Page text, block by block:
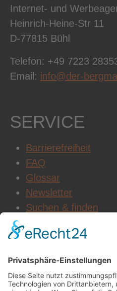
Internet- und
Heinrich-Heine-Str 11
D-77815 Bühl
Telefon: +49 7223
Email: info@der-
SERVICE
Barrierefreiheit
FAQ
Glossar
Newsletter
Suchen & finden
WEITERE
Datenschutz